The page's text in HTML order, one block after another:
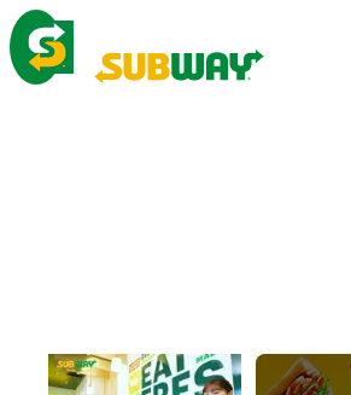
Teriyaki Chicken ＆ Egg